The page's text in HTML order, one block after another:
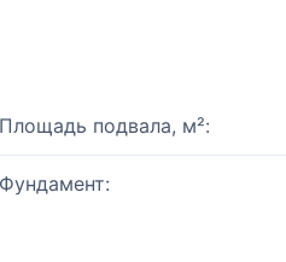
Площадь подвала, м²:
Фундамент: